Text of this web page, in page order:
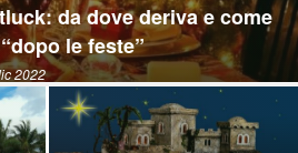
da dove deriva e come
le feste”
2022